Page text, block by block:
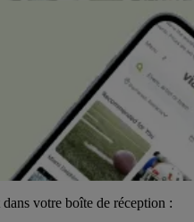
votre boîte de réception :